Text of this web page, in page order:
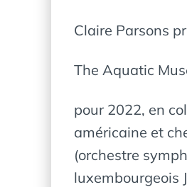
Claire Parsons
The Aquatic
pour 2022, en
américaine et
(orchestre
luxembourgeois